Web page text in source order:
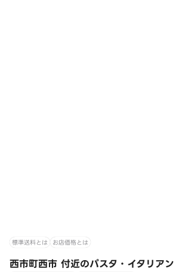
標準送料とは お店価格とは
西市町西市 付近のパスタ・イタリアン